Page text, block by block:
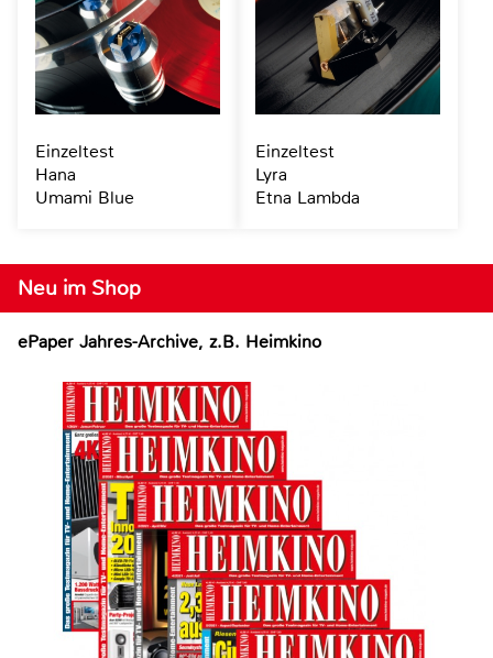
Neu im Shop
ePaper Jahres-Archive, z.B. Heimkino
Einzeltest
Hana
Umami Blue
Einzeltest
Lyra
Etna Lambda